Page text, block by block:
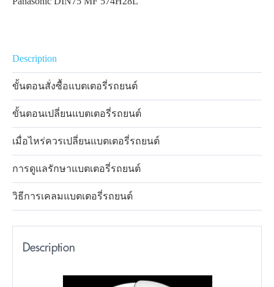
Description
ขั้นตอนสั่งซื้อแบตเตอรี่รถยนต์
ขั้นตอนเปลี่ยนแบตเตอรี่รถยนต์
เมื่อไหร่ควรเปลี่ยนแบตเตอรี่รถยนต์
การดูแลรักษาแบตเตอรี่รถยนต์
วิธีการเคลมแบตเตอรี่รถยนต์
Description